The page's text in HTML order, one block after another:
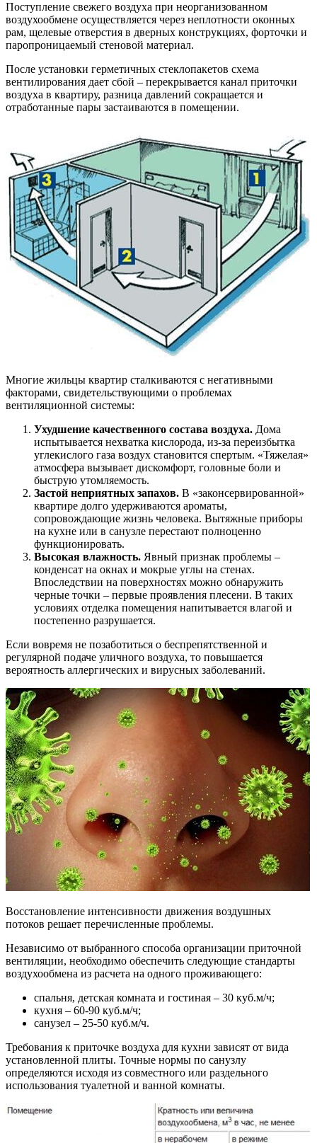
Поступление свежего воздуха при неорганизованном
воздухообмене осуществляется через неплотности оконных
рам, щелевые отверстия в дверных конструкциях, форточки и
паропроницаемый стеновой материал.
После установки герметичных стеклопакетов схема
вентилирования дает сбой – перекрывается канал приточки
воздуха в квартиру, разница давлений сокращается и
отработанные пары застаиваются в помещении.
Многие жильцы квартир сталкиваются с негативными
факторами, свидетельствующими о проблемах
вентиляционной системы:
Ухудшение качественного состава воздуха. Дома
испытывается нехватка кислорода, из-за переизбытка
углекислого газа воздух становится спертым. «Тяжелая»
атмосфера вызывает дискомфорт, головные боли и
быструю утомляемость.
Застой неприятных запахов. В «законсервированной»
квартире долго удерживаются ароматы,
сопровождающие жизнь человека. Вытяжные приборы
на кухне или в санузле перестают полноценно
функционировать.
Высокая влажность. Явный признак проблемы –
конденсат на окнах и мокрые углы на стенах.
Впоследствии на поверхностях можно обнаружить
черные точки – первые проявления плесени. В таких
условиях отделка помещения напитывается влагой и
постепенно разрушается.
Если вовремя не позаботиться о беспрепятственной и
регулярной подаче уличного воздуха, то повышается
вероятность аллергических и вирусных заболеваний.
Восстановление интенсивности движения воздушных
потоков решает перечисленные проблемы.
Независимо от выбранного способа организации приточной
вентиляции, необходимо обеспечить следующие стандарты
воздухообмена из расчета на одного проживающего:
спальня, детская комната и гостиная – 30 куб.м/ч;
кухня – 60-90 куб.м/ч;
санузел – 25-50 куб.м/ч.
Требования к приточке воздуха для кухни зависят от вида
установленной плиты. Точные нормы по санузлу
определяются исходя из совместного или раздельного
использования туалетной и ванной комнаты.